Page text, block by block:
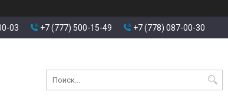
03 +7 (777) 500-15-49 +7 (778) 087-00-30